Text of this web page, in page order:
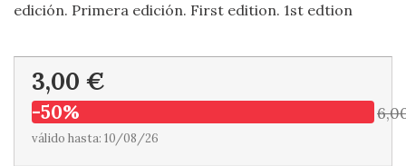
edición. Primera edición. First edition. 1st edtion
3,00 €
-50%
válido hasta: 10/08/26